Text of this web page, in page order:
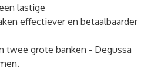
lastige
effectiever en betaalbaarder
twee grote banken - Degussa